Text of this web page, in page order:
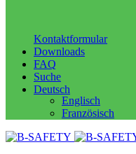
Kontaktformular
Downloads
FAQ
Suche
Deutsch
Englisch
Französisch